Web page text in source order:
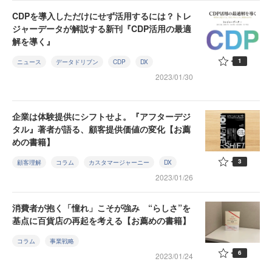
CDPを導入しただけにせず活用するには？トレ
ジャーデータが解説する新刊『CDP活用の最適
解を導く』
ニュース データドリブン CDP DX
2023/01/30
1
企業は体験提供にシフトせよ。『アフターデジ
タル』著者が語る、顧客提供価値の変化【お薦
めの書籍】
顧客理解 コラム カスタマージャーニー DX
2023/01/26
3
消費者が抱く「憧れ」こそが強み “らしさ”を
基点に百貨店の再起を考える【お薦めの書籍】
コラム 事業戦略
2023/01/24 6